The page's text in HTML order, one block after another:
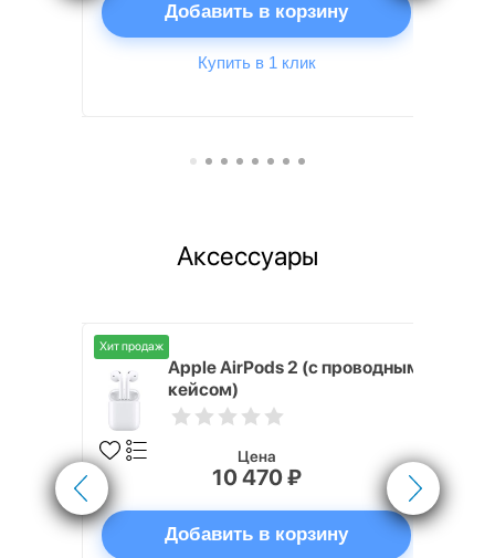
Добавить в корзину
Купить в 1 клик
Аксессуары
Хит продаж
Apple AirPods 2 (с проводным
кейсом)
Цена
10 470 ₽
Добавить в корзину